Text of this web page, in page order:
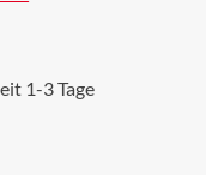
1-3 Tage